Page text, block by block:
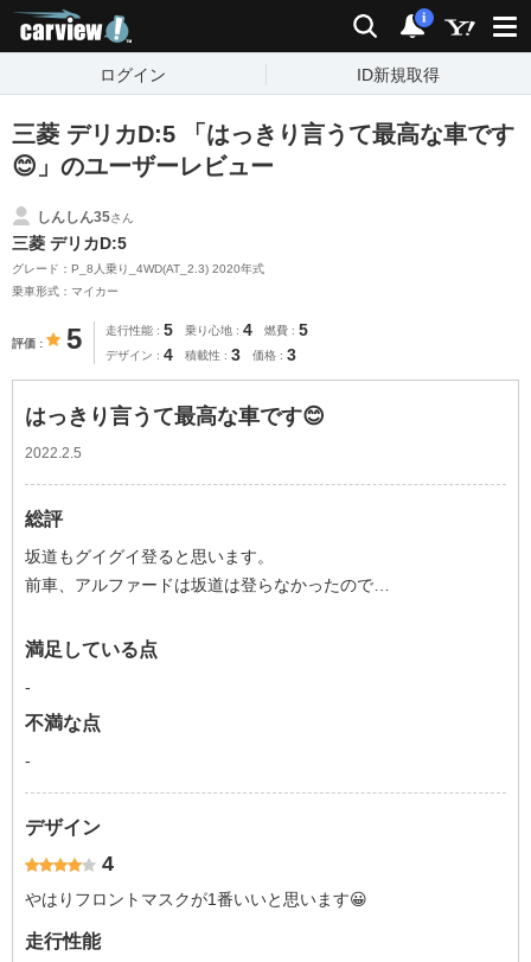
検索 通知
i
ログイン ID新規取得
三菱 デリカD:5 「はっきり言うて最高な車です
😊」のユーザーレビュー
しんしん35さん
三菱 デリカD:5
グレード：P_8人乗り_4WD(AT_2.3) 2020年式
乗車形式：マイカー
評価 5 走行性能 5 乗り心地 4 燃費 5
デザイン 4 積載性 3 価格 3
はっきり言うて最高な車です😊
2022.2.5
総評
坂道もグイグイ登ると思います。
前車、アルファードは坂道は登らなかったので…
満足している点
-
不満な点
-
デザイン
4
やはりフロントマスクが1番いいと思います😀
走行性能